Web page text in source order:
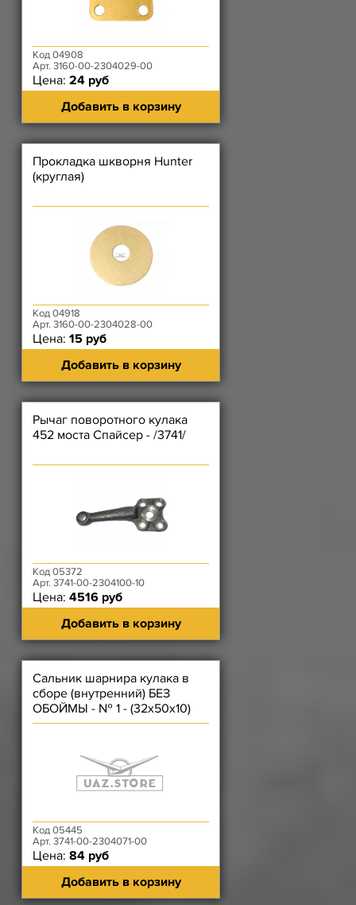
Код 04908
Арт. 3160-00-2304029-00
Цена: 24 руб
Добавить в корзину
Прокладка шкворня Hunter
(круглая)
Код 04918
Арт. 3160-00-2304028-00
Цена: 15 руб
Добавить в корзину
Рычаг поворотного кулака
452 моста Спайсер - /3741/
Код 05372
Арт. 3741-00-2304100-10
Цена: 4516 руб
Добавить в корзину
Сальник шарнира кулака в
сборе (внутренний) БЕЗ
ОБОЙМЫ - № 1 - (32х50х10)
Код 05445
Арт. 3741-00-2304071-00
Цена: 84 руб
Добавить в корзину